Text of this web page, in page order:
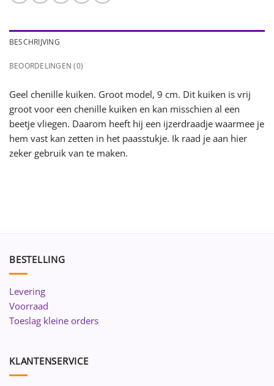
BESCHRIJVING
BEOORDELINGEN (0)
Geel chenille kuiken. Groot model, 9 cm. Dit kuiken is vrij
groot voor een chenille kuiken en kan misschien al een
beetje vliegen. Daarom heeft hij een ijzerdraadje waarmee je
hem vast kan zetten in het paasstukje. Ik raad je aan hier
zeker gebruik van te maken.
BESTELLING
Levering
Voorraad
Toeslag kleine orders
KLANTENSERVICE